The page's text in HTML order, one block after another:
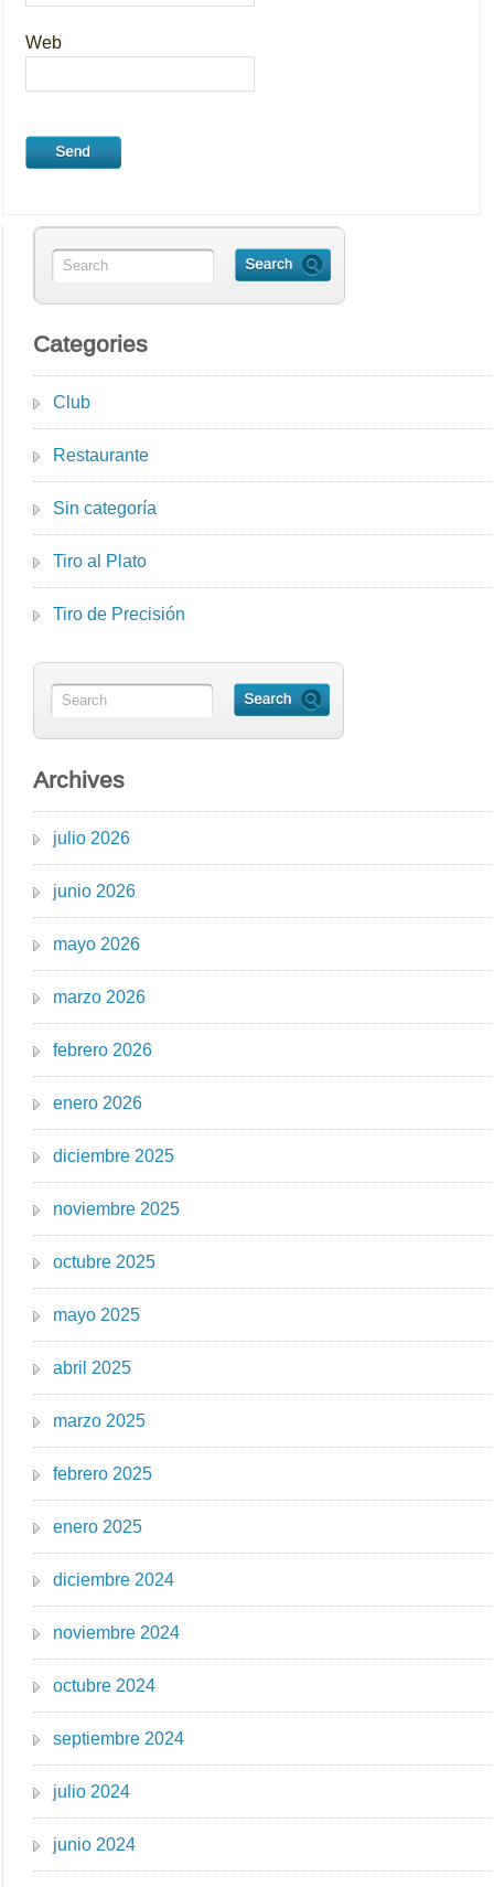
Web
Categories
Club
Restaurante
Sin categoría
Tiro al Plato
Tiro de Precisión
Archives
julio 2026
junio 2026
mayo 2026
marzo 2026
febrero 2026
enero 2026
diciembre 2025
noviembre 2025
octubre 2025
mayo 2025
abril 2025
marzo 2025
febrero 2025
enero 2025
diciembre 2024
noviembre 2024
octubre 2024
septiembre 2024
julio 2024
junio 2024